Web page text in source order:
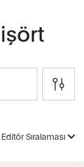
Editör Sıralaması